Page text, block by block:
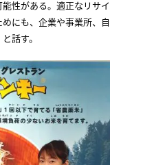
性がある。適正なリサイ
にも、企業や事業所、自
話す。